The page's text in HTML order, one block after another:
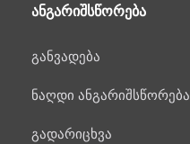
ᲐᲜᲒᲐᲠᲘᲨᲡᲬᲝᲠᲔᲑᲐ
განვადება
ნაღდი ანგარიშსწორება
გადარიცხვა